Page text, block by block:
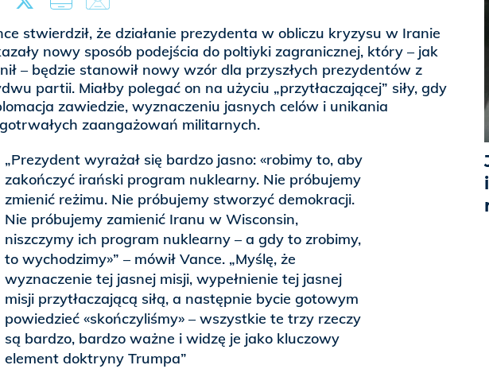
stwierdził, że działanie prezydenta w obliczu kryzysu w Iranie
nowy sposób podejścia do poltiyki zagranicznej, który – jak
– będzie stanowił nowy wzór dla przyszłych prezydentów z
partii. Miałby polegać on na użyciu „przytłaczającej” siły, gdy
zawiedzie, wyznaczeniu jasnych celów i unikania
zaangażowań militarnych.
„Prezydent wyrażał się bardzo jasno: «robimy to, aby
zakończyć irański program nuklearny. Nie próbujemy
zmienić reżimu. Nie próbujemy stworzyć demokracji.
Nie próbujemy zamienić Iranu w Wisconsin,
niszczymy ich program nuklearny – a gdy to zrobimy,
to wychodzimy»” – mówił Vance. „Myślę, że
wyznaczenie tej jasnej misji, wypełnienie tej jasnej
misji przytłaczającą siłą, a następnie bycie gotowym
powiedzieć «skończyliśmy» – wszystkie te trzy rzeczy
są bardzo, bardzo ważne i widzę je jako kluczowy
element doktryny Trumpa”